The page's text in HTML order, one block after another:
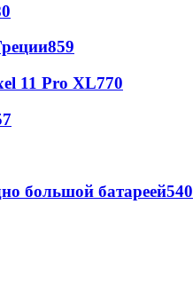
859
11 Pro XL770
большой батареей540